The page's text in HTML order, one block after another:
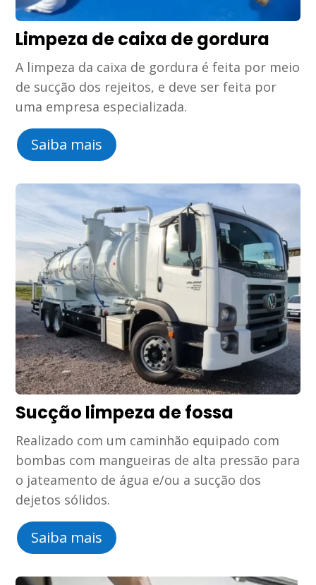
Limpeza de caixa de gordura
A limpeza da caixa de gordura é feita por meio
de sucção dos rejeitos, e deve ser feita por
uma empresa especializada.
Saiba mais
Sucção limpeza de fossa
Realizado com um caminhão equipado com
bombas com mangueiras de alta pressão para
o jateamento de água e/ou a sucção dos
dejetos sólidos.
Saiba mais